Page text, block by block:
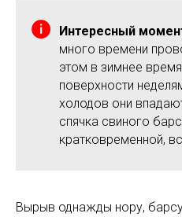
Интересный
много времени
этом в зимнее
поверхности
холодов они
спячка свиного
кратковременной,
Вырыв однажды нору,